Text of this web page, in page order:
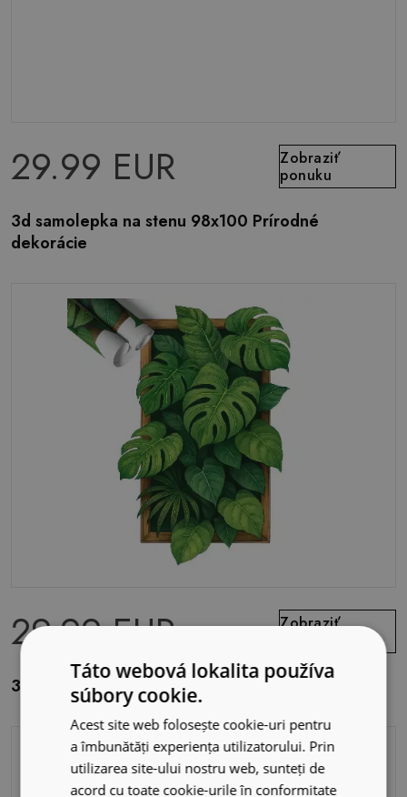
29.99 EUR
Zobraziť
ponuku
3d samolepka na stenu 98x100 Prírodné
dekorácie
29.99 EUR
Zobraziť
3d samolepka na stenu 67x100 Tropická oáza
Táto webová lokalita používa
súbory cookie.
Acest site web folosește cookie-uri pentru
a îmbunătăți experiența utilizatorului. Prin
utilizarea site-ului nostru web, sunteți de
acord cu toate cookie-urile în conformitate